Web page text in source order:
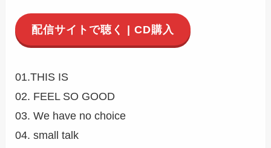
配信サイトで聴く | CD購入
01.THIS IS
02. FEEL SO GOOD
03. We have no choice
04. small talk